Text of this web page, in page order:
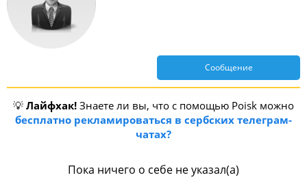
Сообщение
💡 Лайфхак! Знаете ли вы, что с помощью Poisk можно
бесплатно рекламироваться в сербских телеграм-
чатах?
Пока ничего о себе не указал(а)